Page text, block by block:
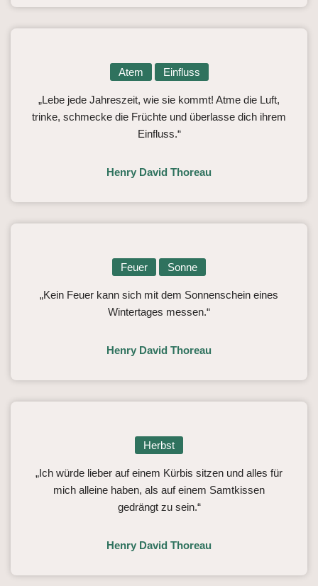
Atem Einfluss
„Lebe jede Jahreszeit, wie sie kommt! Atme die Luft,
trinke, schmecke die Früchte und überlasse dich ihrem
Einfluss.“
Henry David Thoreau
Feuer Sonne
„Kein Feuer kann sich mit dem Sonnenschein eines
Wintertages messen.“
Henry David Thoreau
Herbst
„Ich würde lieber auf einem Kürbis sitzen und alles für
mich alleine haben, als auf einem Samtkissen
gedrängt zu sein.“
Henry David Thoreau